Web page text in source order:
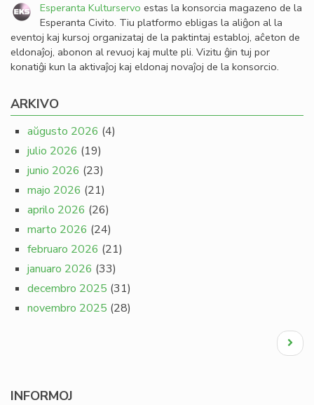
Esperanta Kulturservo estas la konsorcia magazeno de la
Esperanta Civito. Tiu platformo ebligas la aliĝon al la
eventoj kaj kursoj organizataj de la paktintaj establoj, aĉeton de
eldonaĵoj, abonon al revuoj kaj multe pli. Vizitu ĝin tuj por
konatiĝi kun la aktivaĵoj kaj eldonaj novaĵoj de la konsorcio.
ARKIVO
aŭgusto 2026 (4)
julio 2026 (19)
junio 2026 (23)
majo 2026 (21)
aprilo 2026 (26)
marto 2026 (24)
februaro 2026 (21)
januaro 2026 (33)
decembro 2025 (31)
novembro 2025 (28)
Next
page
INFORMOJ